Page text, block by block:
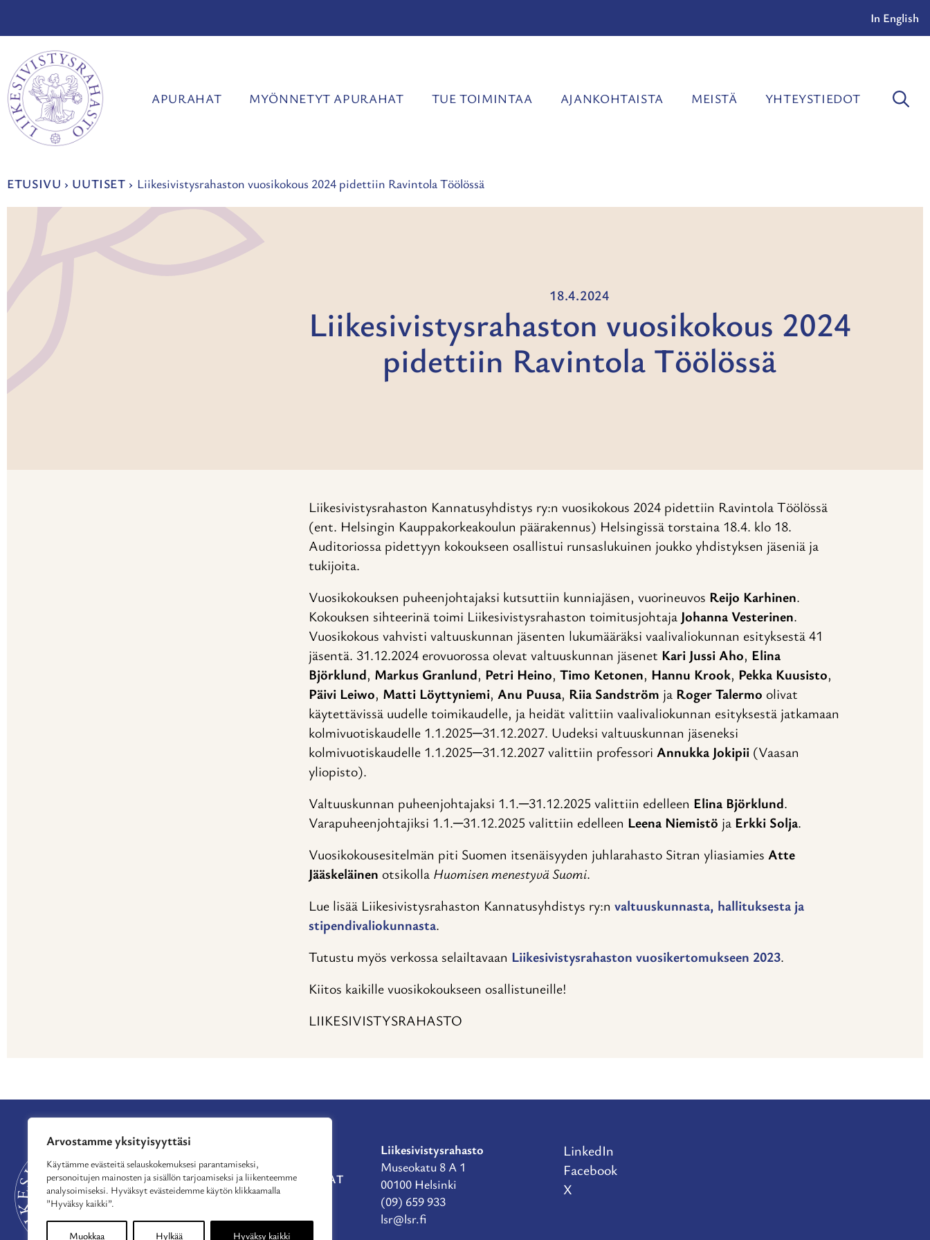
Arvostamme yksityisyyttäsi
Käytämme evästeitä selauskokemuksesi parantamiseksi,
personoitujen mainosten ja sisällön tarjoamiseksi ja liikenteemme
analysoimiseksi. Hyväksyt evästeidemme käytön klikkaamalla
”Hyväksy kaikki”.
Muokkaa Hylkää Hyväksy kaikki
In English
APURAHAT MYÖNNETYT APURAHAT TUE TOIMINTAA AJANKOHTAISTA MEISTÄ YHTEYSTIEDOT
ETUSIVU › UUTISET › Liikesivistysrahaston vuosikokous 2024 pidettiin Ravintola Töölössä
18.4.2024
Liikesivistysrahaston vuosikokous 2024
pidettiin Ravintola Töölössä
Liikesivistysrahaston Kannatusyhdistys ry:n vuosikokous 2024 pidettiin Ravintola Töölössä
(ent. Helsingin Kauppakorkeakoulun päärakennus) Helsingissä torstaina 18.4. klo 18.
Auditoriossa pidettyyn kokoukseen osallistui runsaslukuinen joukko yhdistyksen jäseniä ja
tukijoita.
Vuosikokouksen puheenjohtajaksi kutsuttiin kunniajäsen, vuorineuvos Reijo Karhinen.
Kokouksen sihteerinä toimi Liikesivistysrahaston toimitusjohtaja Johanna Vesterinen.
Vuosikokous vahvisti valtuuskunnan jäsenten lukumääräksi vaalivaliokunnan esityksestä 41
jäsentä. 31.12.2024 erovuorossa olevat valtuuskunnan jäsenet Kari Jussi Aho, Elina
Björklund, Markus Granlund, Petri Heino, Timo Ketonen, Hannu Krook, Pekka Kuusisto,
Päivi Leiwo, Matti Löyttyniemi, Anu Puusa, Riia Sandström ja Roger Talermo olivat
käytettävissä uudelle toimikaudelle, ja heidät valittiin vaalivaliokunnan esityksestä jatkamaan
kolmivuotiskaudelle 1.1.2025─31.12.2027. Uudeksi valtuuskunnan jäseneksi
kolmivuotiskaudelle 1.1.2025─31.12.2027 valittiin professori Annukka Jokipii (Vaasan
yliopisto).
Valtuuskunnan puheenjohtajaksi 1.1.─31.12.2025 valittiin edelleen Elina Björklund.
Varapuheenjohtajiksi 1.1.─31.12.2025 valittiin edelleen Leena Niemistö ja Erkki Solja.
Vuosikokousesitelmän piti Suomen itsenäisyyden juhlarahasto Sitran yliasiamies Atte
Jääskeläinen otsikolla Huomisen menestyvä Suomi.
Lue lisää Liikesivistysrahaston Kannatusyhdistys ry:n valtuuskunnasta, hallituksesta ja
stipendivaliokunnasta.
Tutustu myös verkossa selailtavaan Liikesivistysrahaston vuosikertomukseen 2023.
Kiitos kaikille vuosikokoukseen osallistuneille!
LIIKESIVISTYSRAHASTO
TUE TOIMINTAA
MYÖNNETYT APURAHAT
AJANKOHTAISTA
YHTEYSTIEDOT
Liikesivistysrahasto
Museokatu 8 A 1
00100 Helsinki
(09) 659 933
lsr@lsr.fi
LinkedIn
Facebook
X